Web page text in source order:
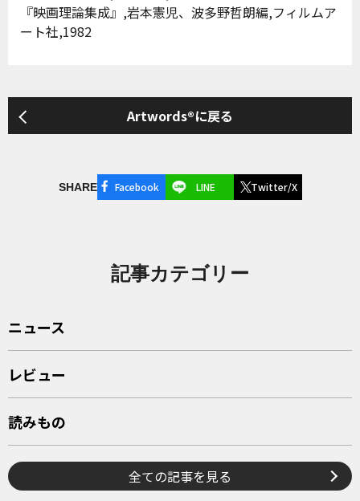
『映画理論集成』,岩本憲児、波多野哲朗編,フィルムア
ート社,1982
Artwords®に戻る
SHARE Facebook LINE Twitter/X
記事カテゴリー
ニュース
レビュー
読みもの
全ての記事を見る